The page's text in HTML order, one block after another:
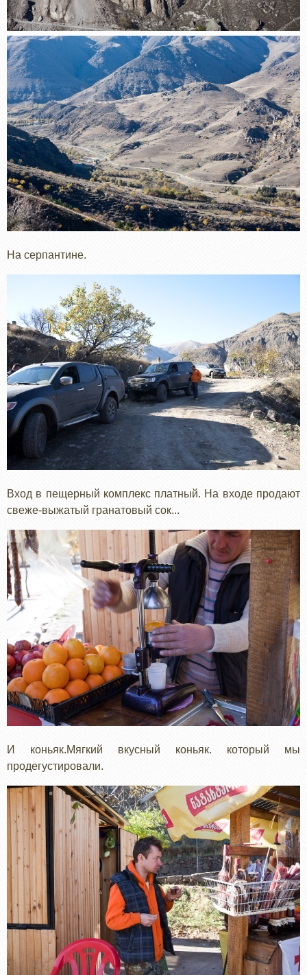
На серпантине.
Вход в пещерный комплекс платный. На входе продают
свеже-выжатый гранатовый сок...
И коньяк.Мягкий вкусный коньяк. который мы
продегустировали.